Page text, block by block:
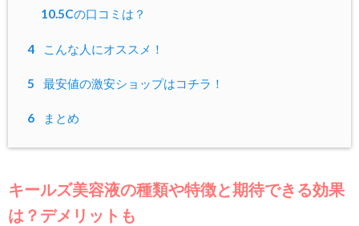
10.5Cの口コミは？
4 こんな人にオススメ！
5 最安値の激安ショップはコチラ！
6 まとめ
キールズ美容液の種類や特徴と期待できる効果
は？デメリットも